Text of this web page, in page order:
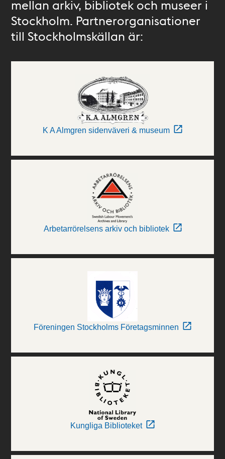
mellan arkiv, bibliotek och museer i
Stockholm. Partnerorganisationer
till Stockholmskällan är:
K A Almgren sidenväveri & museum
Arbetarrörelsens arkiv och bibliotek
Föreningen Stockholms Företagsminnen
Kungliga Biblioteket